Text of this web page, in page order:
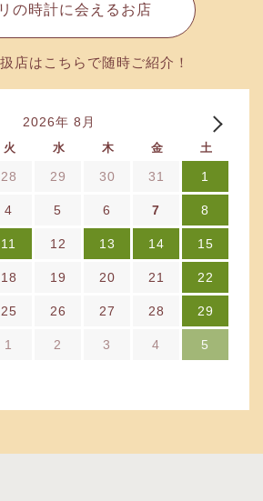
の時計に会えるお店
店はこちらで随時ご紹介！
2026年 8月
火 水 木 金 土
28 29 30 31 1
4 5 6 7 8
11 12 13 14 15
18 19 20 21 22
25 26 27 28 29
1 2 3 4 5